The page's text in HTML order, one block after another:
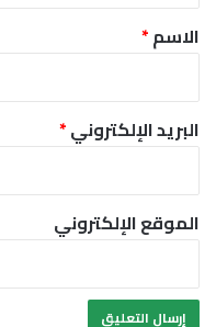
*
الاسم*
البريد الإلكتروني*
الموقع الإلكتروني